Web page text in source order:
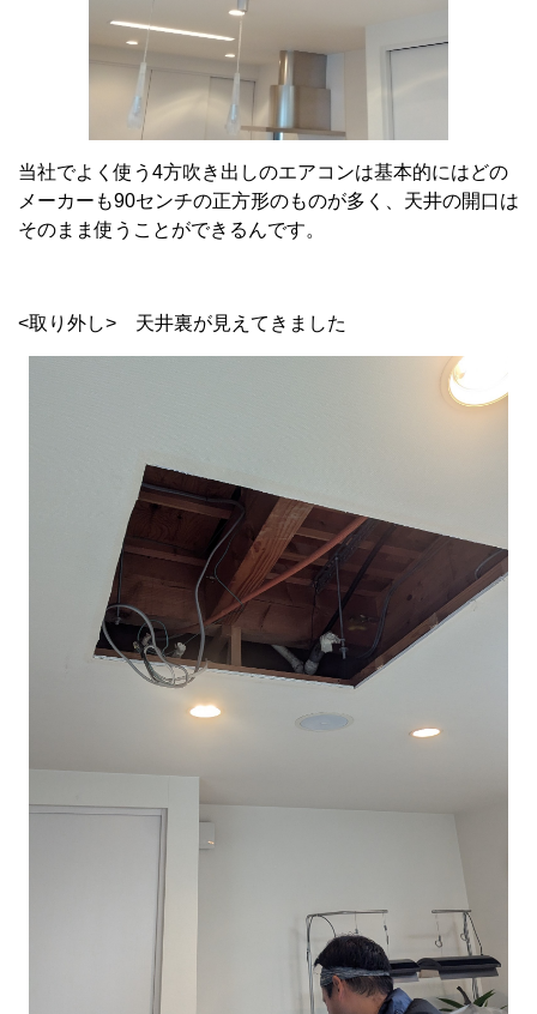
当社でよく使う 4方吹き出しのエアコンは基本的にはどの
メーカーも90センチの正方形のものが多く、天井の開口は
そのまま使うことができるんです。
<取り外し> 天井裏が見えてきました